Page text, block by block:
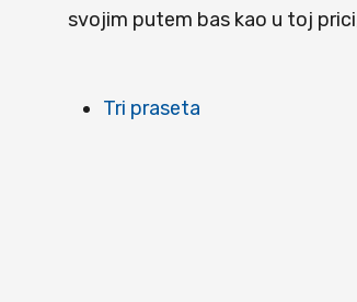
svojim putem bas kao u toj
Tri praseta